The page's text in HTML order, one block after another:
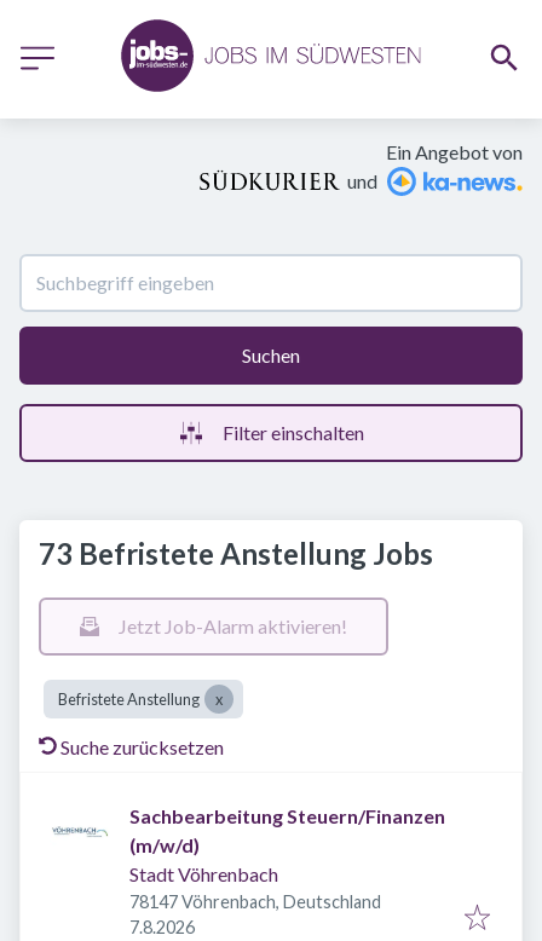
Ein Angebot von
und
Suchen
Filter einschalten
73 Befristete Anstellung Jobs
Jetzt Job-Alarm aktivieren!
Befristete Anstellung
Suche zurücksetzen
Sachbearbeitung Steuern/Finanzen
(m/w/d)
Stadt Vöhrenbach
78147 Vöhrenbach, Deutschland
Veröffentlicht
7.8.2026